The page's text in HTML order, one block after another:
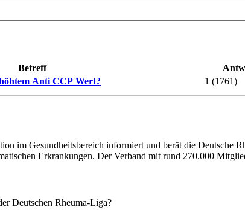
Betreff
Anti CCP Wert?
1 (1761)
im Gesundheitsbereich informiert und berät die
Erkrankungen. Der Verband mit rund 270.000
Deutschen Rheuma-Liga?